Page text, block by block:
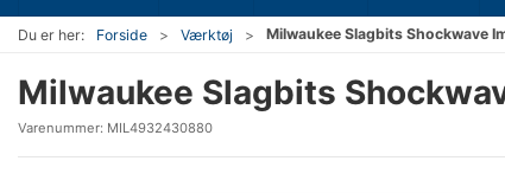
Du er her: Forside Værktøj Milwaukee Slagbits Shockwave
Milwaukee Slagbits
Varenummer: MIL4932430880